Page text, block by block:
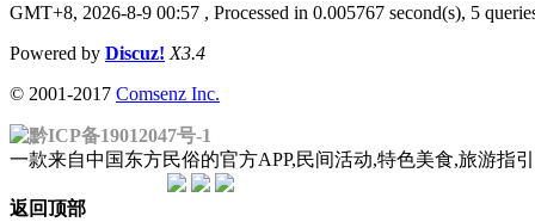
GMT+8, 2026-8-9 00:57 , Processed in 0.005767 second(s), 5
Powered by Discuz! X3.4
© 2001-2017 Comsenz Inc.
黔ICP备19012047号-1
一款来自中国东方民俗的官方APP,民间活动,特色美食,旅游
返回顶部